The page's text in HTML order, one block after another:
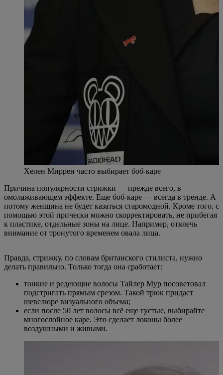
Хелен Миррен часто выбирает боб-каре
Причина популярности стрижки — прежде всего, в
омолаживающем эффекте. Еще боб-каре — всегда в тренде. А
потому женщина не будет казаться старомодной. Кроме того, с
помощью этой прически можно скорректировать, не прибегая
к пластике, отдельные зоны на лице. Например, отвлечь
внимание от тронутого временем овала лица.
Правда, стрижку, по словам британского стилиста, нужно
делать правильно. Только тогда она сработает:
тонкие и редеющие волосы Тайлер Мур посоветовал
подстригать прямым срезом. Такой трюк придаст
шевелюре визуального объема;
если после 50 лет волосы всё еще густые, выбирайте
многослойное каре. Это сделает локоны более
воздушными и живыми.